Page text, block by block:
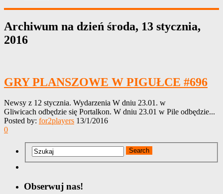
Archiwum na dzień środa, 13 stycznia,
2016
GRY PLANSZOWE W PIGUŁCE #696
Newsy z 12 stycznia. Wydarzenia W dniu 23.01. w
Gliwicach odbędzie się Portalkon. W dniu 23.01 w Pile odbędzie...
Posted by: for2players 13/1/2016
0
Obserwuj nas!